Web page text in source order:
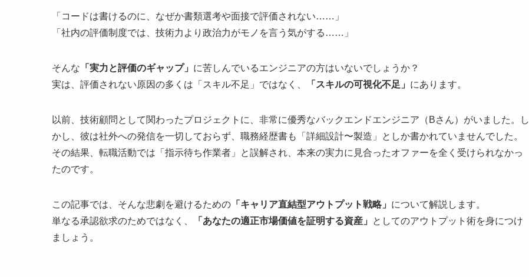
「コードは書けるのに、なぜか書類選考や面接で評価されない……」
「社内の評価制度では、技術力より政治力がモノを言う気がする……」
そんな 「実力と評価のギャップ」 に苦しんでいるエンジニアの方はいないでしょうか？
実は、評価されない原因の多くは「スキル不足」ではなく、
「スキルの可視化不足」 にあります。
以前、技術顧問として関わったプロジェクトに、非常に優秀なバックエンドエンジニア（Bさん）がいました。し
かし、彼は社外への発信を一切しておらず、職務経歴書も「詳細設計〜製造」としか書かれていませんでした。
その結果、転職活動では「指示待ち作業者」と誤解され、本来の実力に見合ったオファーを全く受けられなかっ
たのです。
この記事では、そんな悲劇を避けるための 「キャリア直結型アウトプット戦略」 について解説します。
単なる承認欲求のためではなく、
「あなたの適正市場価値を証明する資産」
としてのアウトプット術を身につけ
ましょう。